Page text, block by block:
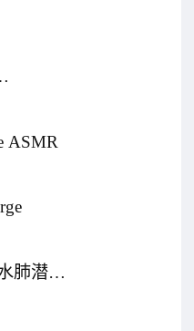
2020
ASMR
肺潜水
潜水